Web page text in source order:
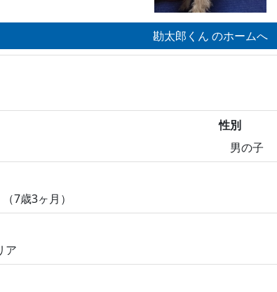
勘太郎くん のホームへ
性別
男の子
7歳3ヶ月）
ア